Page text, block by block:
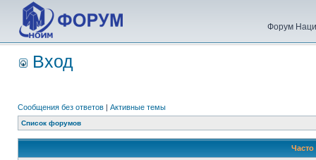
Форум
Вход
Сообщения без ответов | Активные темы
Список форумов